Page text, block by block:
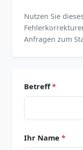
Nutzen Sie
Anfragen zum
Betreff*
Ihr Name *